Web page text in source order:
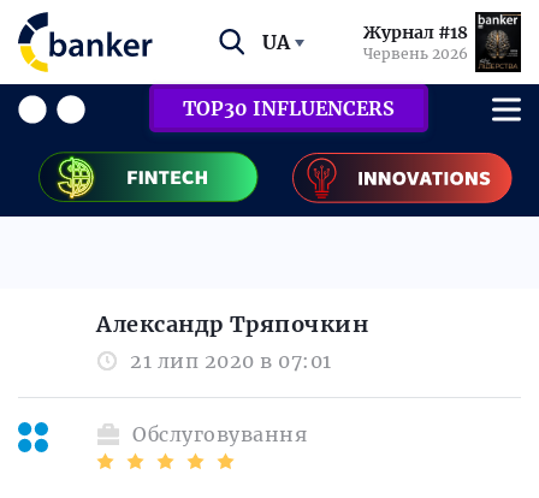
UA Журнал #18
Червень 2026
TOP30 INFLUENCERS
Александр Тряпочкин
21 лип 2020 в 07:01
Обслуговування